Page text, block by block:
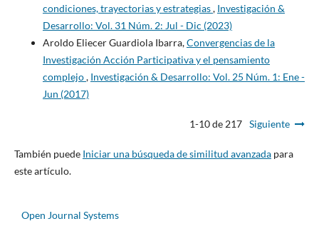
condiciones, trayectorias y estrategias, Investigación &
Desarrollo: Vol. 31 Núm. 2: Jul - Dic (2023)
Aroldo Eliecer Guardiola Ibarra,Convergencias de la
Investigación Acción Participativa y el pensamiento
complejo, Investigación & Desarrollo: Vol. 25 Núm. 1: Ene -
Jun (2017)
1-10 de 217 Siguiente
También puede Iniciar una búsqueda de similitud avanzadapara
este artículo.
Open Journal Systems